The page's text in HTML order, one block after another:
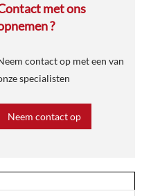
met ons
?
contact op met een van
specialisten
Neem contact op